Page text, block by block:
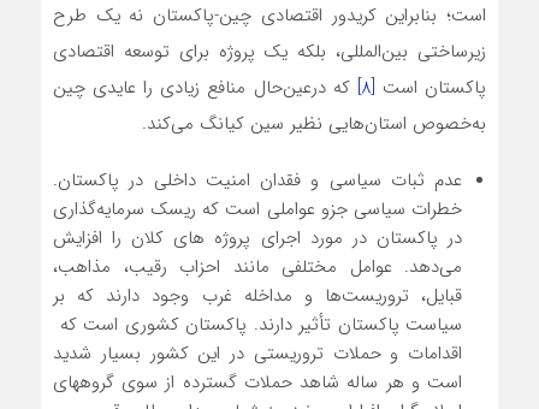
است؛ بنابراین کریدور اقتصادی چین-پاکستان نه یک طرح
زیرساختی بین‌المللی، بلکه یک پروژه برای توسعه اقتصادی
پاکستان است [8]
که درعین‌حال منافع زیادی را عایدی چین
به‌خصوص استان‌هایی نظیر سین کیانگ می‌کند.
عدم ثبات سیاسی و فقدان امنیت داخلی در پاکستان.
خطرات سیاسی جزو عواملی است که ریسک سرمایه‌گذاری
در پاکستان در مورد اجرای پروژه های کلان را افزایش
می‌دهد. عوامل مختلفی مانند احزاب رقیب، مذاهب،
قبایل، تروریست‌ها و مداخله غرب وجود دارند که بر
سیاست پاکستان تأثیر دارند. پاکستان کشوری است که
اقدامات و حملات تروریستی در این کشور بسیار شدید
است و هر ساله شاهد حملات گسترده از سوی گروههای